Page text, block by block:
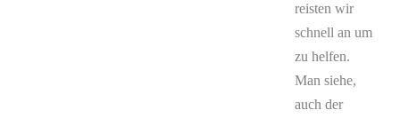
reisten wir
schnell an um
zu helfen.
Man siehe,
auch der